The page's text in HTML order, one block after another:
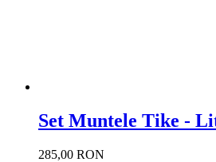
Set Muntele Tike -
285,00 RON